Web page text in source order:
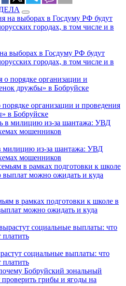
выборах в Госдуму РФ будут
городах, в том числе и в
организации и проведения
в Бобруйске
милицию из-за шантажа: УВД
мошенников
в рамках подготовки к школе в
можно ожидать и куда
социальные выплаты: что
платить